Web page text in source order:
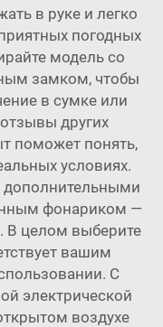
в руке и легко
погодных
модель со
замком, чтобы
в сумке или
других
поможет понять,
условиях.
фонариком —
В целом выберите
вашим
С
электрической
воздухе